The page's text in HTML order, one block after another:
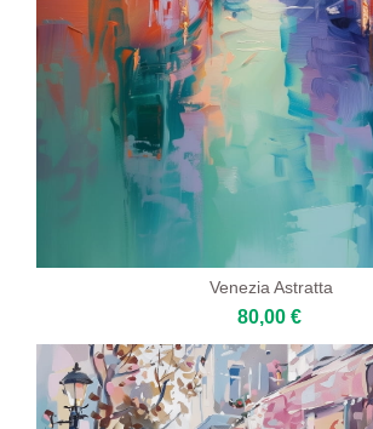
Venezia Astratta
80,00 €